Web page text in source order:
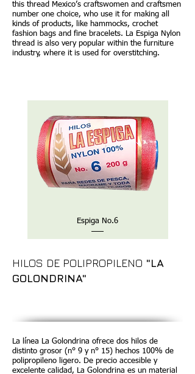
this thread Mexico’s craftswomen and craftsmen
number one choice, who use it for making all
kinds of products, like hammocks, crochet
fashion bags and fine bracelets. La Espiga Nylon
thread is also very popular within the furniture
industry, where it is used for overstitching.
Espiga No.6
HILOS DE POLIPROPILENO "LA
GOLONDRINA"
La línea La Golondrina ofrece dos hilos de
distinto grosor (n° 9 y n° 15) hechos 100% de
polipropileno ligero. De precio accesible y
excelente calidad, La Golondrina es un material